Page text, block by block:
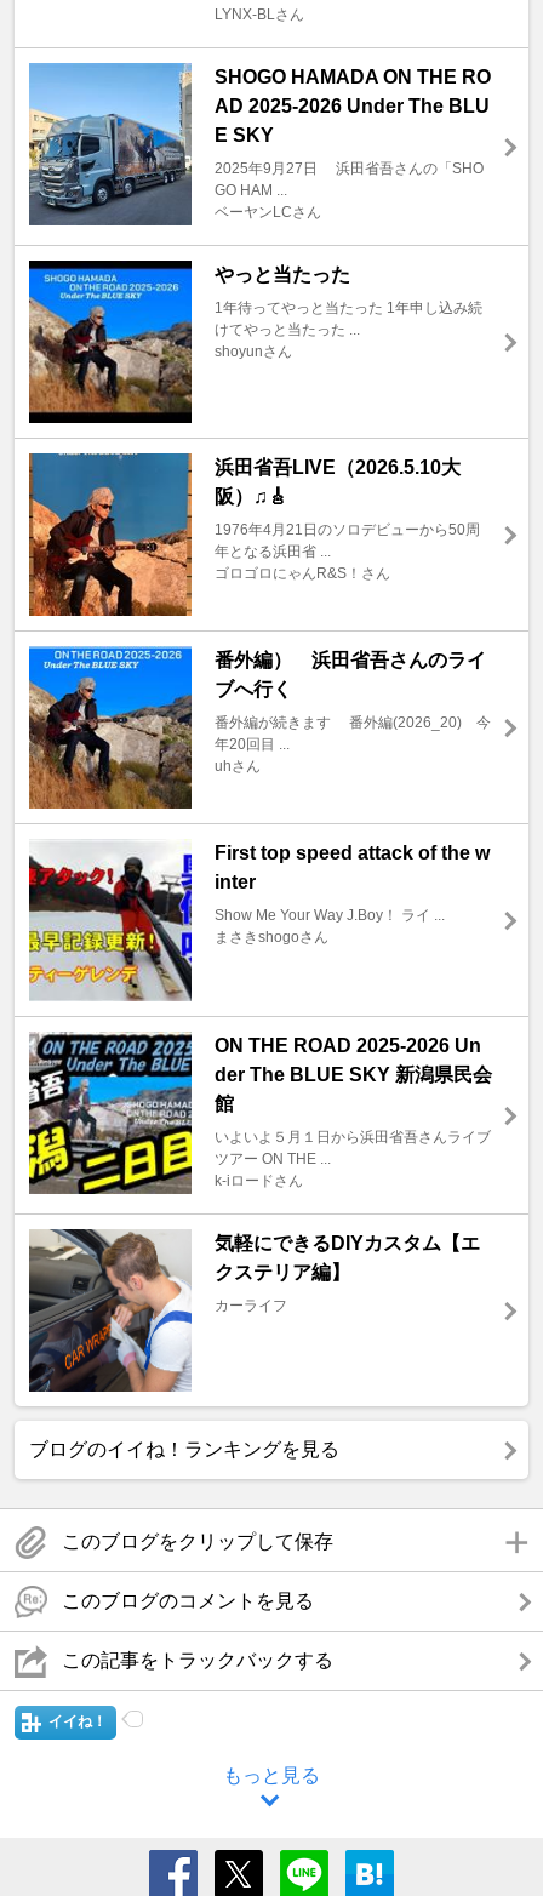
LYNX-BLさん
SHOGO HAMADA ON THE RO
AD 2025-2026 Under The BLU
E SKY
2025年9月27日 浜田省吾さんの「SHO
GO HAM ...
ベーヤンLCさん
やっと当たった
1年待ってやっと当たった 1年申し込み続
けてやっと当たった ...
shoyunさん
浜田省吾LIVE（2026.5.10大
阪）♫🎸
1976年4月21日のソロデビューから50周
年となる浜田省 ...
ゴロゴロにゃんR&S！さん
番外編） 浜田省吾さんのライ
ブへ行く
番外編が続きます 番外編(2026_20) 今
年20回目 ...
uhさん
First top speed attack of the w
inter
Show Me Your Way J.Boy！ ライ ...
まさきshogoさん
ON THE ROAD 2025-2026 Un
der The BLUE SKY 新潟県民会
館
いよいよ５月１日から浜田省吾さんライブ
ツアー ON THE ...
k-iロードさん
気軽にできるDIYカスタム【エ
クステリア編】
カーライフ
ブログのイイね！ランキングを見る
このブログをクリップして保存
このブログのコメントを見る
この記事をトラックバックする
イイね！
もっと見る